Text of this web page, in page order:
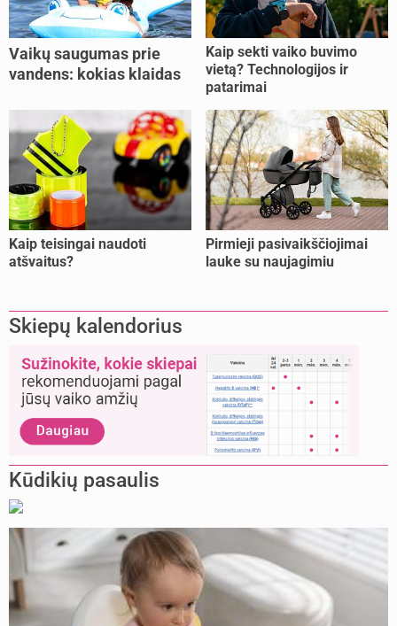
Vaikų saugumas prie
vandens: kokias klaidas
Kaip sekti vaiko buvimo
vietą? Technologijos ir
patarimai
Kaip teisingai naudoti
atšvaitus?
Pirmieji pasivaikščiojimai
lauke su naujagimiu
Skiepų kalendorius
Kūdikių pasaulis